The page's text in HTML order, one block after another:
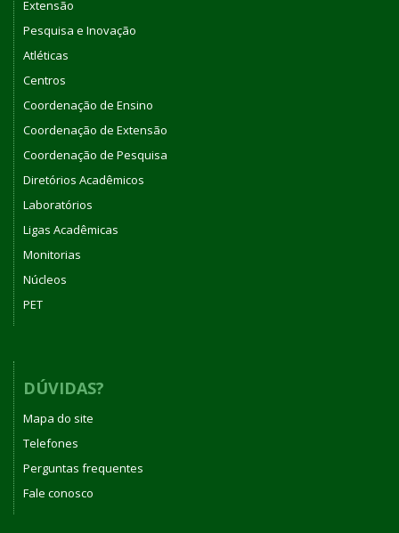
Extensão
Pesquisa e Inovação
Atléticas
Centros
Coordenação de Ensino
Coordenação de Extensão
Coordenação de Pesquisa
Diretórios Acadêmicos
Laboratórios
Ligas Acadêmicas
Monitorias
Núcleos
PET
DÚVIDAS?
Mapa do site
Telefones
Perguntas frequentes
Fale conosco